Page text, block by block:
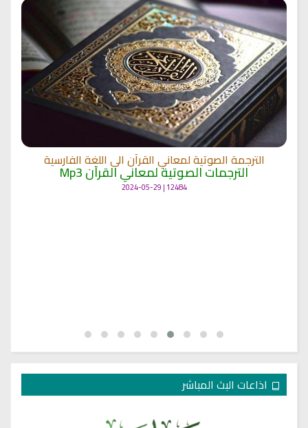
الترجمة الصوتية لمعاني القرآن الى اللغة الفارسية
الترجمات الصوتية لمعاني القرآن Mp3
12484 | 2024-05-29
اذاعات البث المباشر